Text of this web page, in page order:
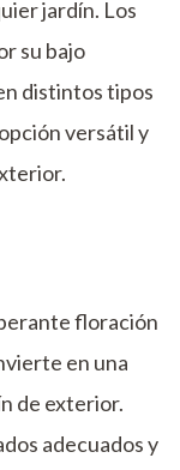
jardín. Los
su bajo
distintos tipos
versátil y
floración
en una
de exterior.
adecuados y